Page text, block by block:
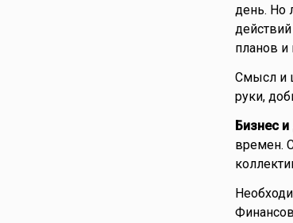
день. Но
планов и
Смысл и
руки,
Бизнес
времен.